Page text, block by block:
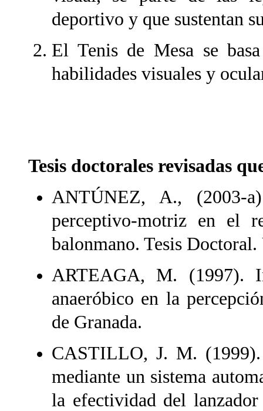
deportivo y que sustentan
El Tenis de Mesa se
habilidades visuales y
Tesis doctorales revisadas
ANTÚNEZ, A., (2003-
perceptivo-motriz en el
balonmano. Tesis
ARTEAGA, M. (1997).
anaeróbico en la
de Granada.
CASTILLO, J. M.
mediante un sistema
la efectividad del